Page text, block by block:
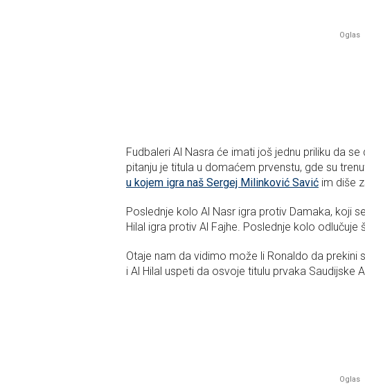
Fudbaleri Al Nasra će imati još jednu priliku da
pitanju je titula u domaćem prvenstu, gde su
u kojem igra naš Sergej Milinković Savić im diše
Poslednje kolo Al Nasr igra protiv Damaka, koji
Hilal igra protiv Al Fajhe. Poslednje kolo
Otaje nam da vidimo može li Ronaldo da prekini
i Al Hilal uspeti da osvoje titulu prvaka Saudijske